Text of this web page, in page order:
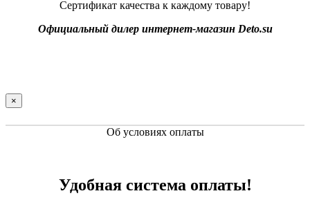
Сертификат качества к каждому товару!
Официальный дилер интернет-магазин Deto.su
×
Об условиях оплаты
Удобная система оплаты!